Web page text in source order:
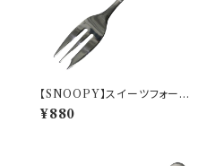
【SNOOPY】スイーツフォーク
(スヌーピー)【SN3200】SN32
01-851
¥880